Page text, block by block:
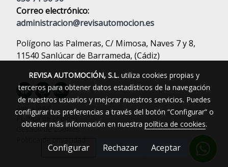
Correo electrónico:
administracion@revisautomocion.es
Polígono las Palmeras, C/ Mimosa, Naves 7 y 8,
11540 Sanlúcar de Barrameda, (Cádiz)
Aviso legal
Política de cookies
Gestión de cookies
REVISA AUTOMOCIÓN, S.L. utiliza cookies propias y
terceros para obtener datos estadísticos de la navegación
de nuestros usuarios y mejorar nuestros servicios. Puedes
configurar tus preferencias a través del botón “Configurar” o
obtener más información en nuestra política de cookies.
Configurar Rechazar Aceptar